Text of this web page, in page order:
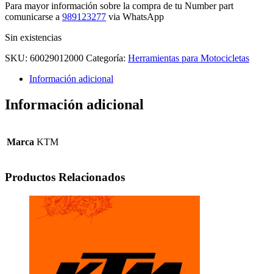
Para mayor información sobre la compra de tu Number part
comunicarse a 989123277 via WhatsApp
Sin existencias
SKU: 60029012000 Categoría: Herramientas para Motocicletas
Información adicional
Información adicional
Marca KTM
Productos Relacionados